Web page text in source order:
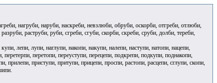
нагруби, наруби, наскреби, невзлюби, обруби, оскорби, отгреби, отлюби,
раструби, руби, сгреби, сгуби, скорби, скреби, сруби, долби, тереби,
лепи, лупи, наглупи, накопи, накупи, налепи, наступи, натопи, нацепи,
перетопи, переуступи, перецепи, подкрепи, подкупи, поднакопи,
приступи, притупи, прицепи, проспи, растопи, расцепи, сглупи, скопи,